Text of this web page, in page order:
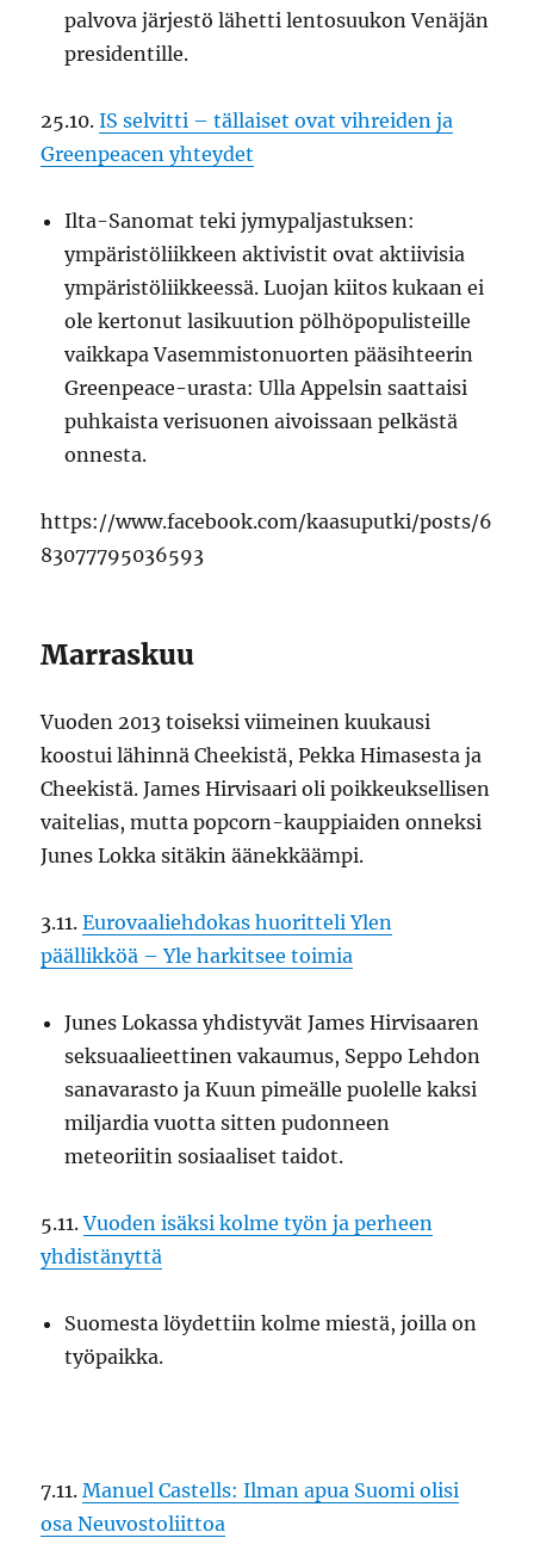
palvova järjestö lähetti lentosuukon Venäjän
presidentille.
25.10.IS selvitti – tällaiset ovat vihreiden ja
Greenpeacen yhteydet
Ilta-Sanomat teki jymypaljastuksen:
ympäristöliikkeen aktivistit ovat aktiivisia
ympäristöliikkeessä. Luojan kiitos kukaan ei
ole kertonut lasikuution pölhöpopulisteille
vaikkapa Vasemmistonuorten pääsihteerin
Greenpeace-urasta: Ulla Appelsin saattaisi
puhkaista verisuonen aivoissaan pelkästä
onnesta.
https://www.facebook.com/kaasuputki/posts/6
83077795036593
Marraskuu
Vuoden 2013 toiseksi viimeinen kuukausi
koostui lähinnä Cheekistä, Pekka Himasesta ja
Cheekistä. James Hirvisaari oli poikkeuksellisen
vaitelias, mutta popcorn-kauppiaiden onneksi
Junes Lokka sitäkin äänekkäämpi.
3.11.Eurovaaliehdokas huoritteli Ylen
päällikköä – Yle harkitsee toimia
Junes Lokassa yhdistyvät James Hirvisaaren
seksuaalieettinen vakaumus, Seppo Lehdon
sanavarasto ja Kuun pimeälle puolelle kaksi
miljardia vuotta sitten pudonneen
meteoriitin sosiaaliset taidot.
5.11.Vuoden isäksi kolme työn ja perheen
yhdistänyttä
Suomesta löydettiin kolme miestä, joilla on
työpaikka.
7.11.Manuel Castells: Ilman apua Suomi olisi
osa Neuvostoliittoa